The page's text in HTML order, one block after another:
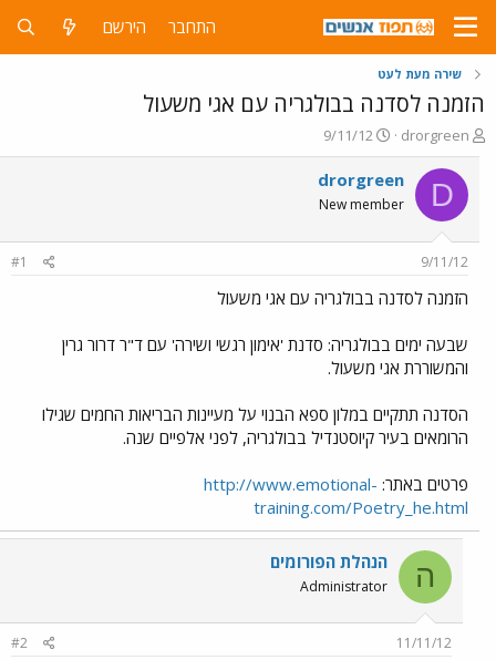
התחבר הירשם
שירה מעת לעט
הזמנה לסדנה בבולגריה עם אגי משעול
פ
ו
ת
ח
ה
ש
א
drorgreen
פ
ו
ר
ס
ם
ר
9/11/12
D
drorgreen
New member
9/11/12
#1
הזמנה לסדנה בבולגריה עם אגי משעול
שבעה ימים בבולגריה: סדנת 'אימון רגשי ושירה' עם ד"ר דרור גרין
והמשוררת אגי משעול.
הסדנה תתקיים במלון ספא הבנוי על מעיינות הבריאות החמים שגילו
הרומאים בעיר קיוסטנדיל בבולגריה, לפני אלפיים שנה.
פרטים באתר: http://www.emotional-
training.com/Poetry_he.html
ה הנהלת הפורומים
Administrator
11/11/12
#2